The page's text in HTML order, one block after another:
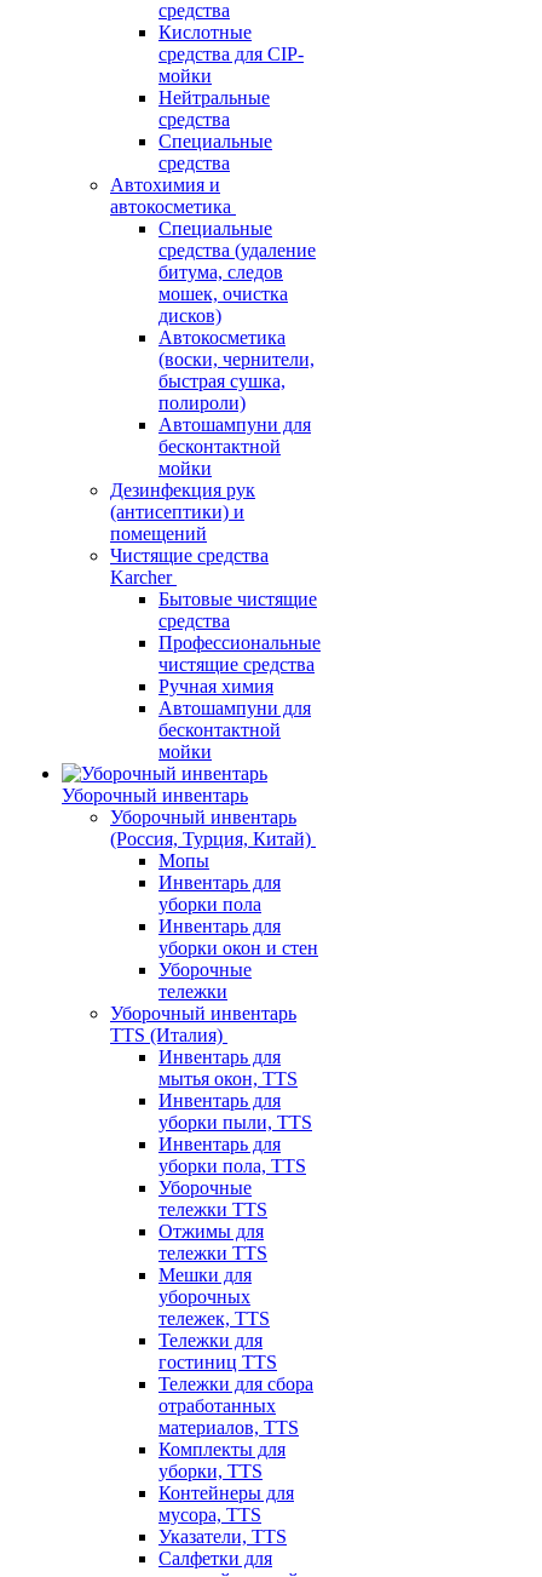
средства
Кислотные
средства для CIP-
мойки
Нейтральные
средства
Специальные
средства
Автохимия и
автокосметика
Специальные
средства (удаление
битума, следов
мошек, очистка
дисков)
Автокосметика
(воски, чернители,
быстрая сушка,
полироли)
Автошампуни для
бесконтактной
мойки
Дезинфекция рук
(антисептики) и
помещений
Чистящие средства
Karcher
Бытовые чистящие
средства
Профессиональные
чистящие средства
Ручная химия
Автошампуни для
бесконтактной
мойки
Уборочный инвентарь
Уборочный инвентарь
(Россия, Турция, Китай)
Мопы
Инвентарь для
уборки пола
Инвентарь для
уборки окон и стен
Уборочные
тележки
Уборочный инвентарь
TTS (Италия)
Инвентарь для
мытья окон, TTS
Инвентарь для
уборки пыли, TTS
Инвентарь для
уборки пола, TTS
Уборочные
тележки TTS
Отжимы для
тележки TTS
Мешки для
уборочных
тележек, TTS
Тележки для
гостиниц TTS
Тележки для сбора
отработанных
материалов, TTS
Комплекты для
уборки, TTS
Контейнеры для
мусора, TTS
Указатели, TTS
Салфетки для